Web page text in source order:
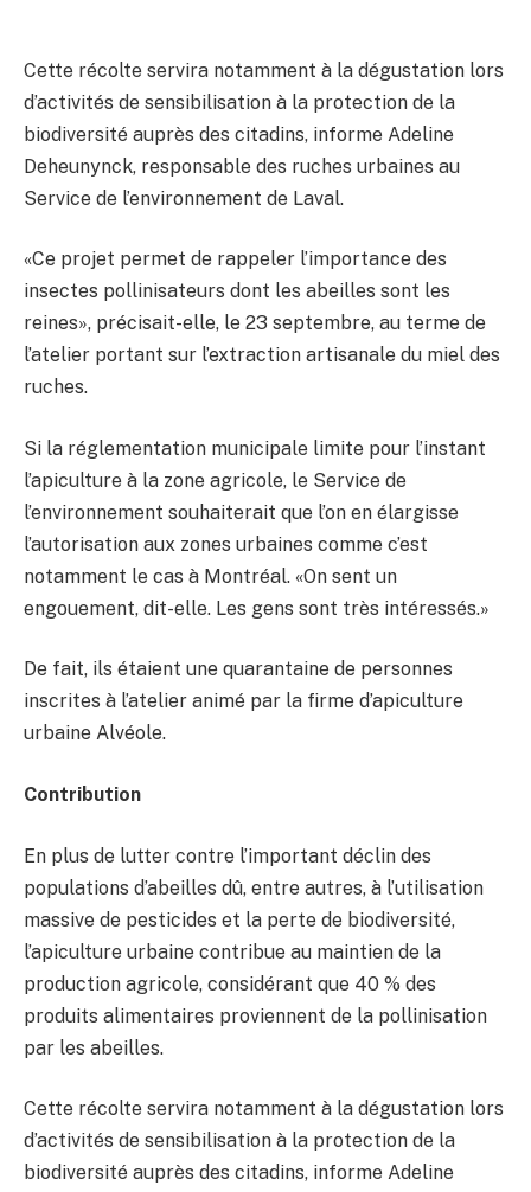
Cette récolte servira notamment à la dégustation lors
d’activités de sensibilisation à la protection de la
biodiversité auprès des citadins, informe Adeline
Deheunynck, responsable des ruches urbaines au
Service de l’environnement de Laval.
«Ce projet permet de rappeler l’importance des
insectes pollinisateurs dont les abeilles sont les
reines», précisait-elle, le 23 septembre, au terme de
l’atelier portant sur l’extraction artisanale du miel des
ruches.
Si la réglementation municipale limite pour l’instant
l’apiculture à la zone agricole, le Service de
l’environnement souhaiterait que l’on en élargisse
l’autorisation aux zones urbaines comme c’est
notamment le cas à Montréal. «On sent un
engouement, dit-elle. Les gens sont très intéressés.»
De fait, ils étaient une quarantaine de personnes
inscrites à l’atelier animé par la firme d’apiculture
urbaine Alvéole.
Contribution
En plus de lutter contre l’important déclin des
populations d’abeilles dû, entre autres, à l’utilisation
massive de pesticides et la perte de biodiversité,
l’apiculture urbaine contribue au maintien de la
production agricole, considérant que 40 % des
produits alimentaires proviennent de la pollinisation
par les abeilles.
Cette récolte servira notamment à la dégustation lors
d’activités de sensibilisation à la protection de la
biodiversité auprès des citadins, informe Adeline